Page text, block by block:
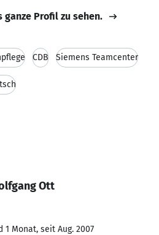
ganze Profil zu sehen.
CDB Siemens Teamcenter
Ott
1 Monat, seit Aug. 2007